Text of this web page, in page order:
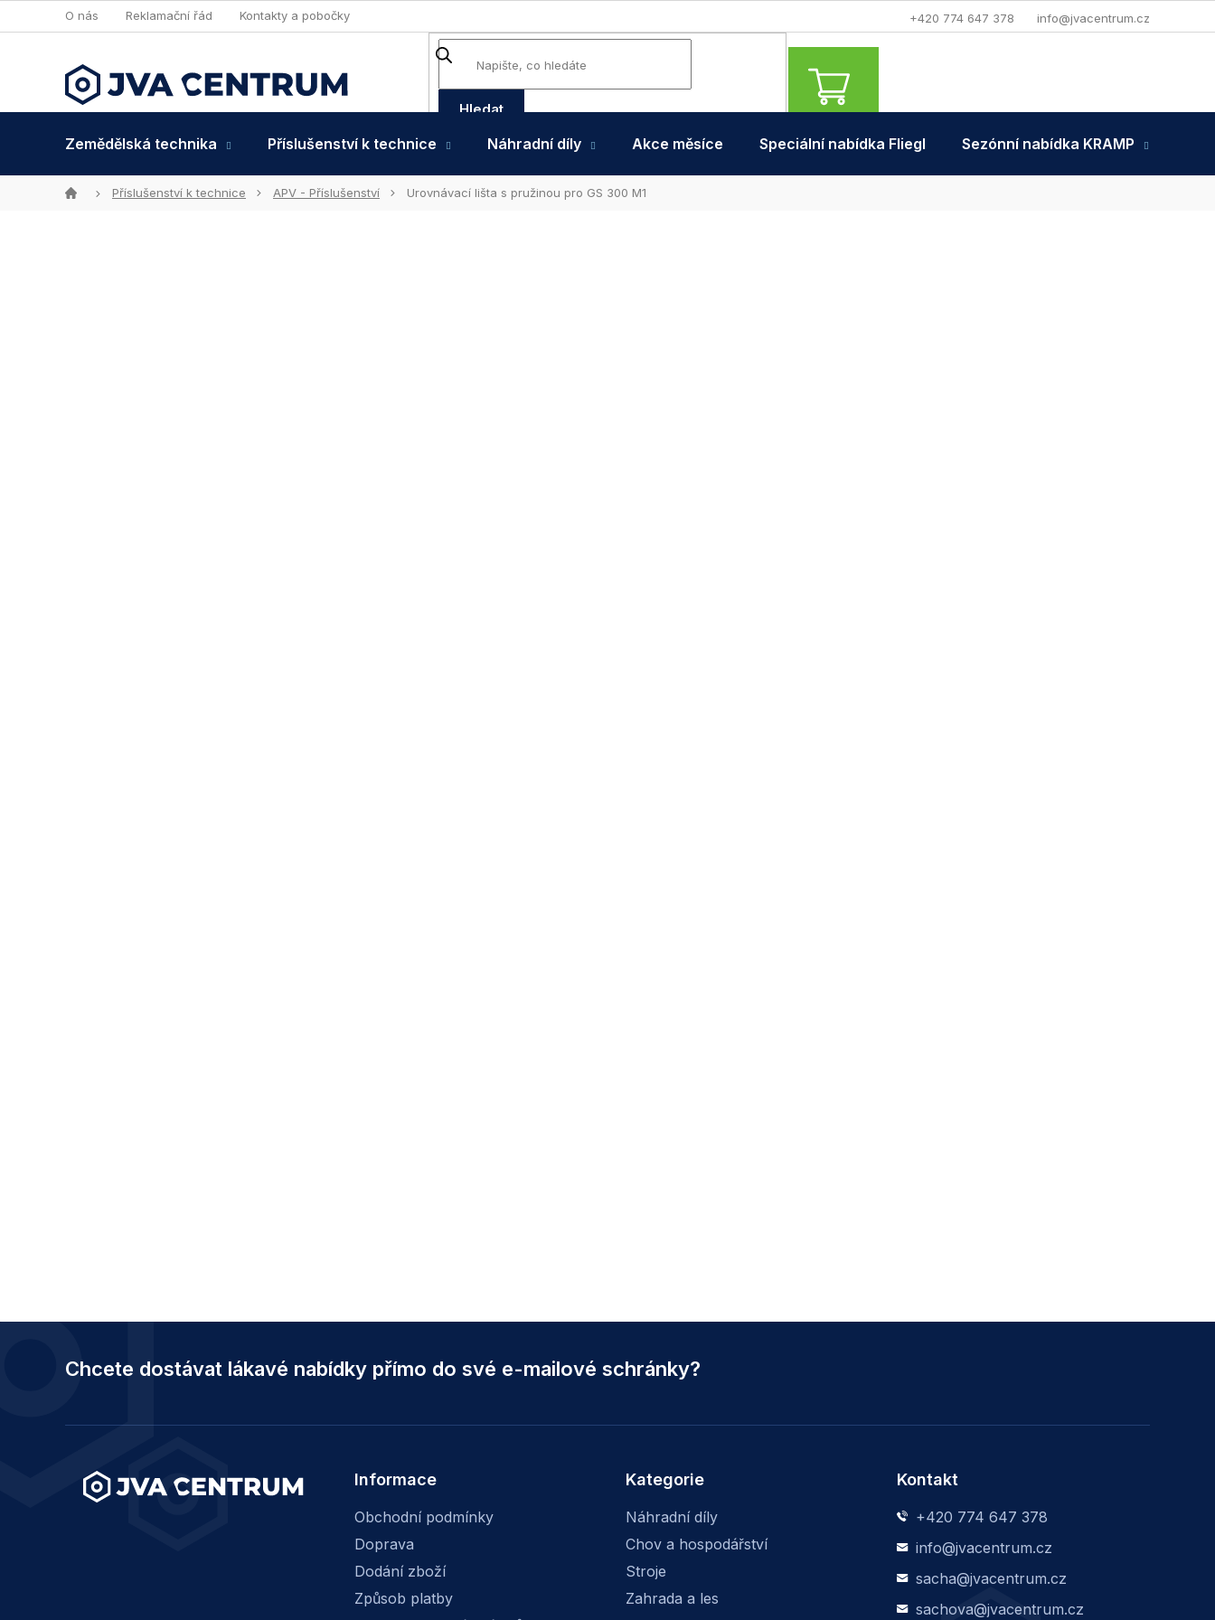
na
+420 774 647 378 info@jvacentrum.cz
O nás Reklamační řád Kontakty a pobočky
Hledat
NÁKUPNÍ
KOŠÍK
Zemědělská technika
Příslušenství k technice Náhradní díly Akce měsíce Speciální nabídka Fliegl Sezónní nabídka KRAMP
DomůPříslušenství k technice APV - Příslušenství Urovnávací lišta s pružinou pro GS 300 M1
Chcete dostávat lákavé nabídky přímo do své e-mailové schránky?
Informace
Obchodní podmínky
Doprava
Dodání zboží
Způsob platby
Kategorie
Náhradní díly
Chov a hospodářství
Stroje
Zahrada a les
Kontakt
+420 774 647 378
info@jvacentrum.cz
sacha@jvacentrum.cz
sachova@jvacentrum.cz